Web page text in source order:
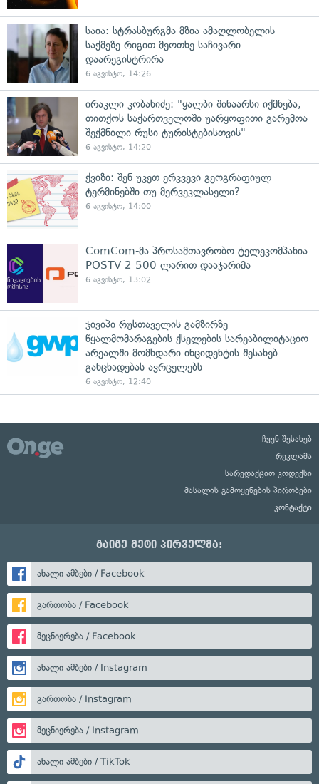
საია: სტრასბურგმა მზია ამაღლობელის
საქმეზე რიგით მეოთხე საჩივარი
დაარეგისტრირა
6 აგვისტო, 14:26
ირაკლი კობახიძე: "ყალბი შინაარსი იქმნება,
თითქოს საქართველოში უარყოფითი გარემოა
შექმნილი რუსი ტურისტებისთვის"
6 აგვისტო, 14:20
ქვიზი: შენ უკეთ ერკვევი გეოგრაფიულ
ტერმინებში თუ მერვეკლასელი?
6 აგვისტო, 14:00
ComCom-მა პროსამთავრობო ტელეკომპანია
POSTV 2 500 ლარით დააჯარიმა
6 აგვისტო, 13:02
ჯივიპი რუსთაველის გამზირზე
წყალმომარაგების ქსელების სარეაბილიტაციო
არეალში მომხდარი ინციდენტის შესახებ
განცხადებას ავრცელებს
6 აგვისტო, 12:40
ჩვენ შესახებ
რეკლამა
სარედაქციო კოდექსი
მასალის გამოყენების პირობები
კონტაქტი
გაიგე მეტი პირველმა:
ახალი ამბები / Facebook
გართობა / Facebook
მეცნიერება / Facebook
ახალი ამბები / Instagram
გართობა / Instagram
მეცნიერება / Instagram
ახალი ამბები / TikTok